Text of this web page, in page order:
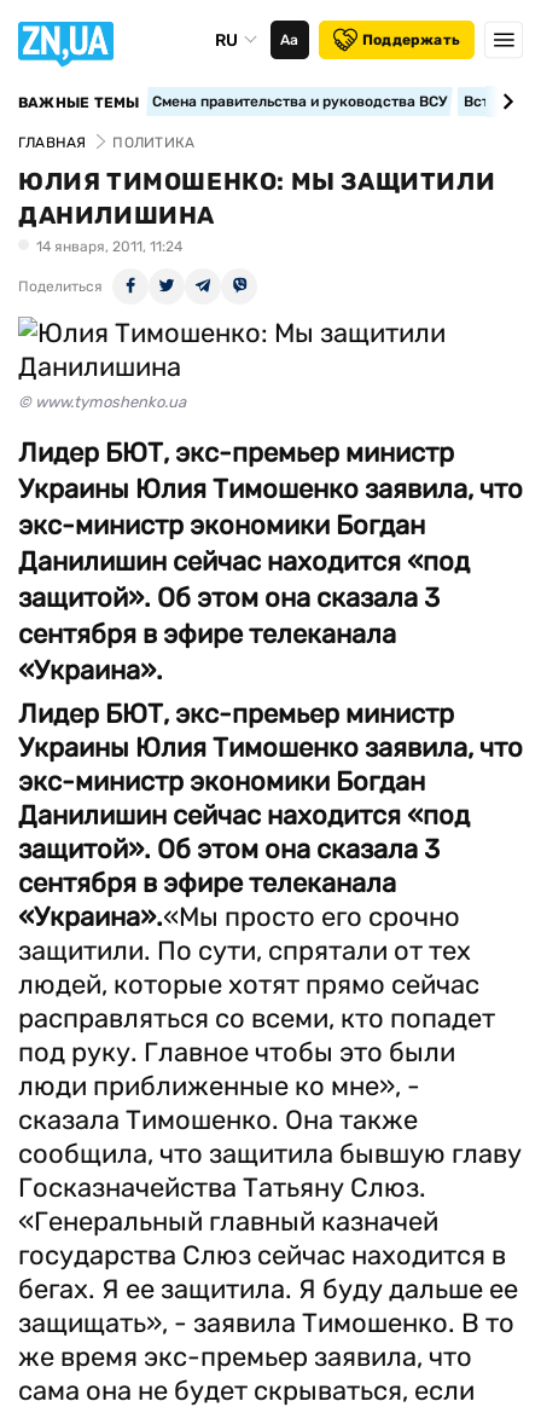
RU Аа Поддержать
ВАЖНЫЕ ТЕМЫ Смена правительства и руководства ВСУ
ГЛАВНАЯ ПОЛИТИКА
ЮЛИЯ ТИМОШЕНКО: МЫ ЗАЩИТИЛИ
ДАНИЛИШИНА
14 января, 2011, 11:24
Поделиться
© www.tymoshenko.ua
Лидер БЮТ, экс-премьер министр
Украины Юлия Тимошенко заявила, что
экс-министр экономики Богдан
Данилишин сейчас находится «под
защитой». Об этом она сказала 3
сентября в эфире телеканала
«Украина».
Лидер БЮТ, экс-премьер министр
Украины Юлия Тимошенко заявила, что
экс-министр экономики Богдан
Данилишин сейчас находится «под
защитой». Об этом она сказала 3
сентября в эфире телеканала
«Украина».«Мы просто его срочно
защитили. По сути, спрятали от тех
людей, которые хотят прямо сейчас
расправляться со всеми, кто попадет
под руку. Главное чтобы это были
люди приближенные ко мне», -
сказала Тимошенко. Она также
сообщила, что защитила бывшую главу
Госказначейства Татьяну Слюз.
«Генеральный главный казначей
государства Слюз сейчас находится в
бегах. Я ее защитила. Я буду дальше ее
защищать», - заявила Тимошенко. В то
же время экс-премьер заявила, что
сама она не будет скрываться, если